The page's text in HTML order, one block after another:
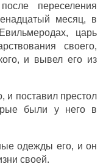
переселения
месяц, в
царь
своего,
и вывел его из
поставил престол
были у него в
одежды его, и он
своей.